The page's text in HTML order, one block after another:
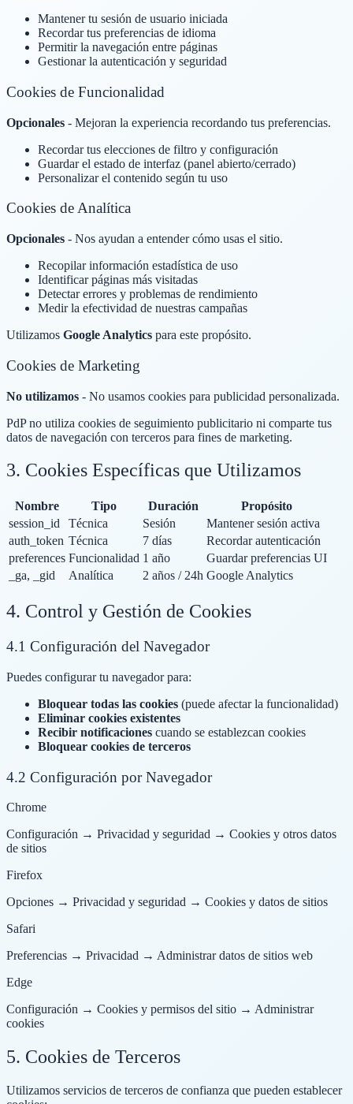
Mantener tu sesión de usuario iniciada
Recordar tus preferencias de idioma
Permitir la navegación entre páginas
Gestionar la autenticación y seguridad
Cookies de Funcionalidad
Opcionales - Mejoran la experiencia recordando tus preferencias.
Recordar tus elecciones de filtro y configuración
Guardar el estado de interfaz (panel abierto/cerrado)
Personalizar el contenido según tu uso
Cookies de Analítica
Opcionales - Nos ayudan a entender cómo usas el sitio.
Recopilar información estadística de uso
Identificar páginas más visitadas
Detectar errores y problemas de rendimiento
Medir la efectividad de nuestras campañas
Utilizamos Google Analytics para este propósito.
Cookies de Marketing
No utilizamos - No usamos cookies para publicidad personalizada.
PdP no utiliza cookies de seguimiento publicitario ni comparte tus
datos de navegación con terceros para fines de marketing.
3. Cookies Específicas que Utilizamos
Nombre Tipo Duración
Propósito
session_id
Técnica Sesión
Mantener sesión activa
auth_token Técnica 7 días
Recordar autenticación
preferences Funcionalidad 1 año
Guardar preferencias UI
_ga, _gid
Analítica 2 años / 24h Google Analytics
4. Control y Gestión de Cookies
4.1 Configuración del Navegador
Puedes configurar tu navegador para:
Bloquear todas las cookies (puede afectar la funcionalidad)
Eliminar cookies existentes
Recibir notificaciones cuando se establezcan cookies
Bloquear cookies de terceros
4.2 Configuración por Navegador
Chrome
Configuración → Privacidad y seguridad → Cookies y otros datos
de sitios
Firefox
Opciones → Privacidad y seguridad → Cookies y datos de sitios
Safari
Preferencias → Privacidad → Administrar datos de sitios web
Edge
Configuración → Cookies y permisos del sitio → Administrar
cookies
5. Cookies de Terceros
Utilizamos servicios de terceros de confianza que pueden establecer